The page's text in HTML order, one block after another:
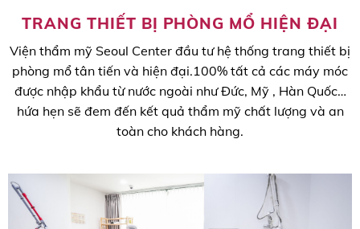
TRANG THIẾT BỊ PHÒNG MỔ HIỆN ĐẠI
Viện thẩm mỹ Seoul Center đầu tư hệ thống trang thiết bị
phòng mổ tân tiến và hiện đại.100% tất cả các máy móc
được nhập khẩu từ nước ngoài như Đức, Mỹ , Hàn Quốc…
hứa hẹn sẽ đem đến kết quả thẩm mỹ chất lượng và an
toàn cho khách hàng.